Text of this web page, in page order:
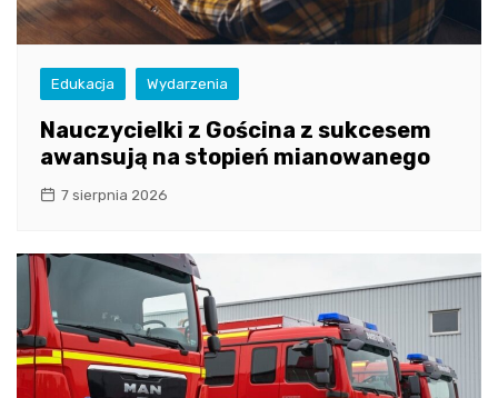
Edukacja Wydarzenia
Nauczycielki z Gościna z sukcesem
awansują na stopień mianowanego
7 sierpnia 2026